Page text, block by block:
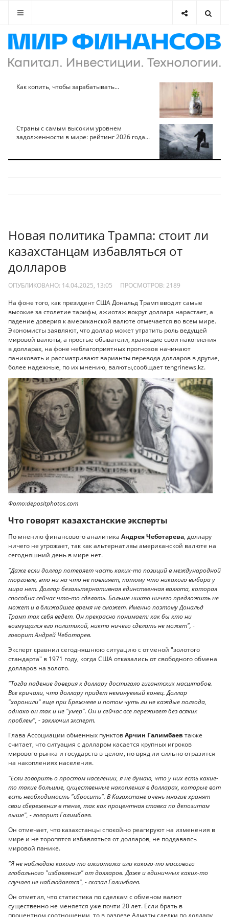
Как копить, чтобы зарабатывать...
Страны с самым высоким уровнем
задолженности в мире: рейтинг 2026 года...
Новая политика Трампа: стоит ли
казахстанцам избавляться от
долларов
ОПУБЛИКОВАНО: 14.04.2025, 13:05 ПРОСМОТРОВ: 2189
На фоне того, как президент США Дональд Трамп вводит самые
высокие за столетие тарифы, ажиотаж вокруг доллара нарастает, а
падение доверия к американской валюте отмечается во всем мире.
Экономисты заявляют, что доллар может утратить роль ведущей
мировой валюты, а простые обыватели, хранящие свои накопления
в долларах, на фоне неблагоприятных прогнозов начинают
паниковать и рассматривают варианты перевода долларов в другие,
более надежные, по их мнению, валюты,сообщает tengrinews.kz.
Фото:depositphotos.com
Что говорят казахстанские эксперты
По мнению финансового аналитика Андрея Чеботарева, доллару
ничего не угрожает, так как альтернативы американской валюте на
сегодняшний день в мире нет.
"Даже если доллар потеряет часть каких-то позиций в международной
торговле, это ни на что не повлияет, потому что никакого выбора у
мира нет. Доллар безальтернативная единственная валюта, которая
способна сейчас что-то сделать. Больше никто ничего предложить не
может и в ближайшее время не сможет. Именно поэтому Дональд
Трамп так себя ведет. Он прекрасно понимает: как бы кто ни
возмущался его политикой, никто ничего сделать не может", -
говорит Андрей Чеботарев.
Эксперт сравнил сегодняшнюю ситуацию с отменой "золотого
стандарта" в 1971 году, когда США отказались от свободного обмена
долларов на золото.
"Тогда падение доверия к доллару достигало гигантских масштабов.
Все кричали, что доллару придет неминуемый конец. Доллар
"хоронили" еще при Брежневе и потом чуть ли не каждые полгода,
однако он так и не "умер". Он и сейчас все переживет без всяких
проблем", - заключил эксперт.
Глава Ассоциации обменных пунктовАрчин Галимбаев также
считает, что ситуация с долларом касается крупных игроков
мирового рынка и государств в целом, но вряд ли сильно отразится
на накоплениях населения.
"Если говорить о простом населении, я не думаю, что у них есть какие-
то такие большие, существенные накопления в долларах, которые вот
есть необходимость "сбросить". В Казахстане очень многие хранят
свои сбережения в тенге, так как процентная ставка по депозитам
выше", - говорит Галимбаев.
Он отмечает, что казахстанцы спокойно реагируют на изменения в
мире и не торопятся избавляться от долларов, не поддаваясь
мировой панике.
"Я не наблюдаю какого-то ажиотажа или какого-то массового
глобального "избавления" от долларов. Даже и единичных каких-то
случаев не наблюдается", - сказал Галимбаев.
Он отметил, что статистика по сделкам с обменом валют
существенно не меняется уже почти 20 лет. Если брать в